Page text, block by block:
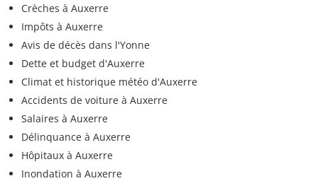
Crèches à Auxerre
Impôts à Auxerre
Avis de décès dans l'Yonne
Dette et budget d'Auxerre
Climat et historique météo d'Auxerre
Accidents de voiture à Auxerre
Salaires à Auxerre
Délinquance à Auxerre
Hôpitaux à Auxerre
Inondation à Auxerre